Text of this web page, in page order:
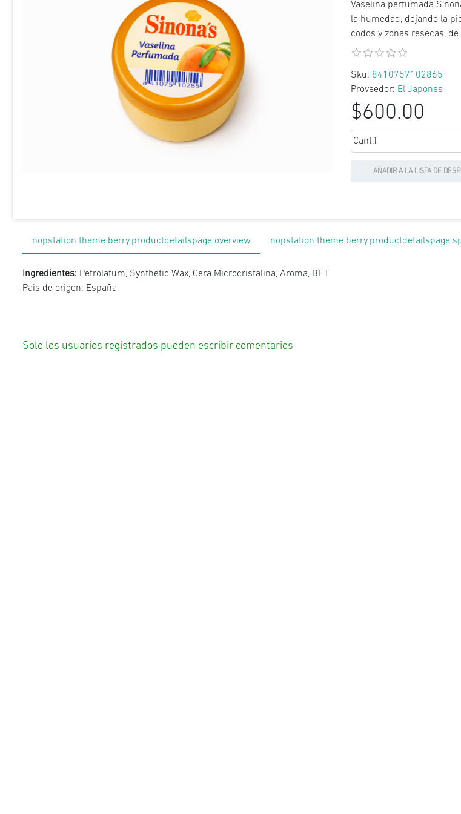
Vaselina perfumada
la humedad, dejando la
codos y zonas resecas,
Sku: 8410757102865
Proveedor: El Japones
$600.00
Cant.:
AÑADIR A LA LISTA DE
nopstation.theme.berry.productdetailspage.overview
Ingredientes: Petrolatum, Synthetic Wax, Cera Microcristalina, Aroma, BHT
Pais de origen: España
Solo los usuarios registrados pueden escribir comentarios